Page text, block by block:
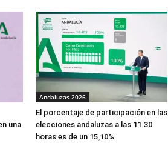
una
Andaluzas 2026
El porcentaje de participación en las
elecciones andaluzas a las 11.30
horas es de un 15,10%